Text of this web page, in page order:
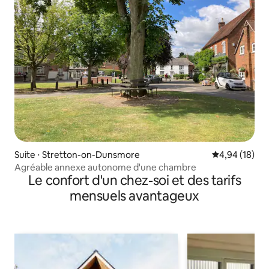
Suite ⋅ Stretton-on-Dunsmore Évaluation
4,94 (18)
Agréable annexe autonome d'une chambre
Le confort d'un chez-soi et des tarifs
mensuels avantageux